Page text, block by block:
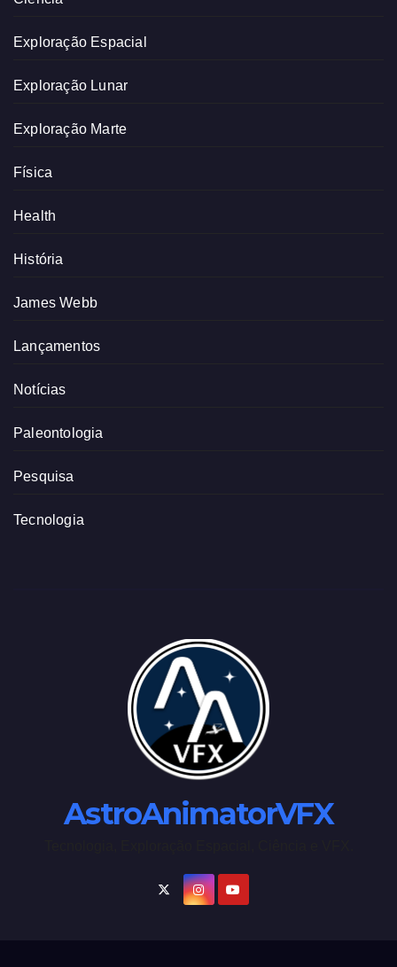
Exploração Espacial
Exploração Lunar
Exploração Marte
Física
Health
História
James Webb
Lançamentos
Notícias
Paleontologia
Pesquisa
Tecnologia
AstroAnimatorVFX